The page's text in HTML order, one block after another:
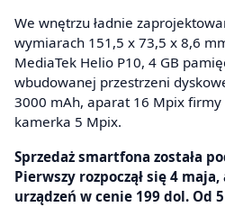
We wnętrzu ładnie
wymiarach 151,5 x 73,5 x 8,6
MediaTek Helio P10, 4 GB
wbudowanej przestrzeni
3000 mAh, aparat 16 Mpix firmy
kamerka 5 Mpix.
Sprzedaż smartfona została
Pierwszy rozpoczął się 4
urządzeń w cenie 199 dol. Od